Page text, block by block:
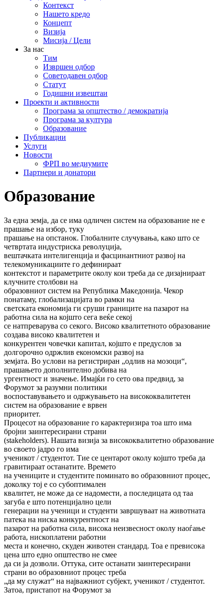
Контекст
Нашето кредо
Концепт
Визија
Мисија / Цели
За нас
Тим
Извршен одбор
Советодавен одбор
Статут
Годишни извештаи
Проекти и активности
Програма за општество / демократија
Програма за култура
Образование
Публикации
Услуги
Новости
ФРП во медиумите
Партнери и донатори
Образование
За една земја, да се има одличен систем на образование не е
прашање на избор, туку
прашање на опстанок. Глобалните случувања, како што се
четвртата индустриска револуција,
вештачката интелигенција и фасцинантниот развој на
телекомуникациите го дефинираат
контекстот и параметрите околу кои треба да се дизајнираат
клучните столбови на
образовниот систем на Република Македонија. Чекор
понатаму, глобализацијата во рамки на
светската економија ги сруши границите на пазарот на
работна сила на којшто сега веќе секој
се натпреварува со секого. Високо квалитетното образование
создава високо квалитетен и
конкурентен човечки капитал, којшто е предуслов за
долгорочно одржлив економски развој на
земјата. Во услови на регистриран „одлив на мозоци“,
прашањето дополнително добива на
ургентност и значење. Имајќи го сето ова предвид, за
Форумот за разумни политики
воспоставувањето и одржувањето на висококвалитетен
систем на образование е врвен
приоритет.
Процесот на образование го карактеризира тоа што има
бројни заинтересирани страни
(stakeholders). Нашата визија за висококвалитетно образование
во своето јадро го има
ученикот / студентот. Тие се центарот околу којшто треба да
гравитираат останатите. Времето
на учениците и студентите поминато во образовниот процес,
доколку тој е со субоптимален
квалитет, не може да се надомести, а последицата од таа
загуба е што потенцијално цели
генерации на ученици и студенти завршуваат на животната
патека на ниска конкурентност на
пазарот на работна сила, висока неизвесност околу наоѓање
работа, нископлатени работни
места и конечно, скуден животен стандард. Тоа е превисока
цена што едно општество не смее
да си ја дозволи. Оттука, сите останати заинтересирани
страни во образовниот процес треба
„да му служат“ на најважниот субјект, ученикот / студентот.
Затоа, пристапот на Форумот за